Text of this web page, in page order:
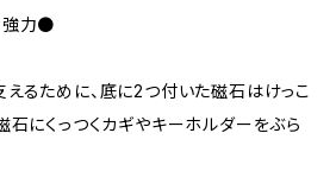
強力●
るために、底に2つ付いた磁石はけっこ
石にくっつくカギやキーホルダーをぶら